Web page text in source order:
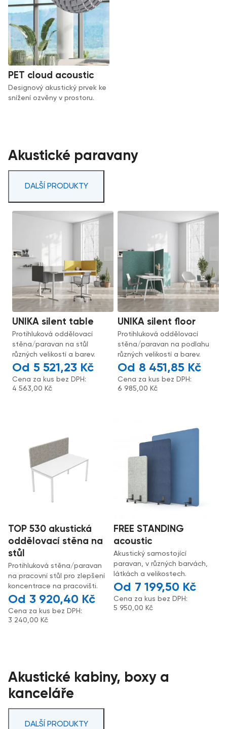
PET cloud acoustic
Designový akustický prvek ke
snížení ozvěny v prostoru.
Akustické paravany
DALŠÍ PRODUKTY
UNIKA silent table
Protihluková oddělovací
stěna/paravan na stůl
různých velikostí a barev.
5 521,23 Kč
Cena za kus bez DPH:
4 563,00 Kč
UNIKA silent floor
Protihluková oddělovací
stěna/paravan na podlahu
různých velikostí a barev.
8 451,85 Kč
Cena za kus bez DPH:
6 985,00 Kč
TOP 530 akustická
oddělovací stěna na
stůl
Protihluková stěna/paravan
na pracovní stůl pro zlepšení
koncentrace na pracovišti.
3 920,40 Kč
Cena za kus bez DPH:
3 240,00 Kč
FREE STANDING
acoustic
Akustický samostojící
paravan, v různých barvách,
látkách a velikostech.
7 199,50 Kč
Cena za kus bez DPH:
5 950,00 Kč
Akustické kabiny, boxy a
kanceláře
DALŠÍ PRODUKTY